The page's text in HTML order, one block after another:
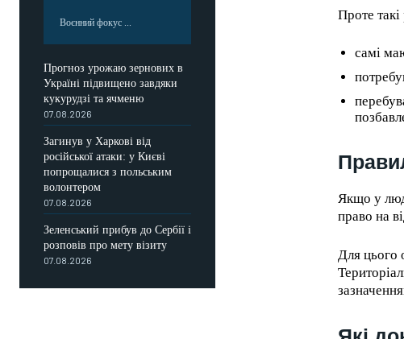
FOREVER
get access to this tier instantly.
Воєнний фокус ...
Прогноз урожаю зернових в
Україні підвищено завдяки
кукурудзі та ячменю
07.08.2026
Загинув у Харкові від
російської атаки: у Києві
попрощалися з польським
волонтером
07.08.2026
Зеленський прибув до Сербії і
розповів про мету візиту
07.08.2026
Проте
самі
Якщо у
право на
Для цього